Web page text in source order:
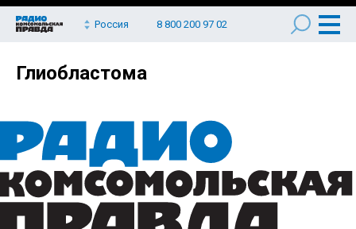
Россия 8 800 200 97 02
Глиобластома